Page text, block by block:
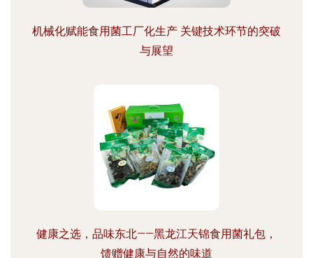
机械化赋能食用菌工厂化生产 关键技术环节的突破
与展望
健康之选，品味东北——黑龙江天锦食用菌礼包，
馈赠健康与自然的味道